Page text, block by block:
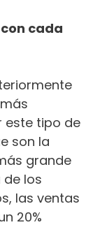
cada
este tipo de
son la
grande
de los
las ventas
20%